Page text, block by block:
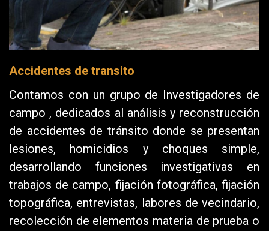
Accidentes de transito
Contamos con un grupo de Investigadores de
campo , dedicados al análisis y reconstrucción
de accidentes de tránsito donde se presentan
lesiones, homicidios y choques simple,
desarrollando funciones investigativas en
trabajos de campo, fijación fotográfica, fijación
topográfica, entrevistas, labores de vecindario,
recolección de elementos materia de prueba o